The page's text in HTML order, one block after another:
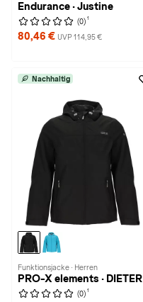
Endurance · Justine
(0) 1
80,46 € UVP 114,95 €
Nachhaltig
Funktionsjacke · Herren
PRO-X elements · DIETER
(0) 1